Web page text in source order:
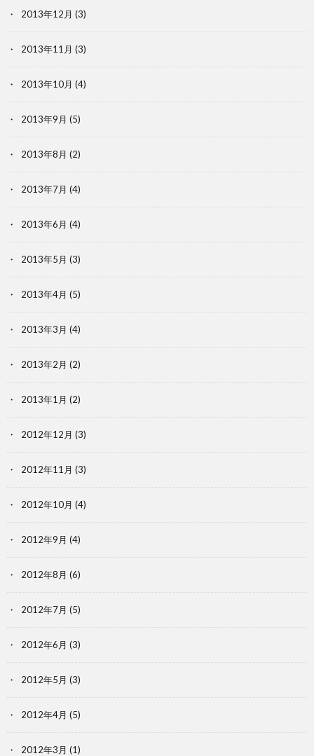
2013年12月 (3)
2013年11月 (3)
2013年10月 (4)
2013年9月 (5)
2013年8月 (2)
2013年7月 (4)
2013年6月 (4)
2013年5月 (3)
2013年4月 (5)
2013年3月 (4)
2013年2月 (2)
2013年1月 (2)
2012年12月 (3)
2012年11月 (3)
2012年10月 (4)
2012年9月 (4)
2012年8月 (6)
2012年7月 (5)
2012年6月 (3)
2012年5月 (3)
2012年4月 (5)
2012年3月 (1)